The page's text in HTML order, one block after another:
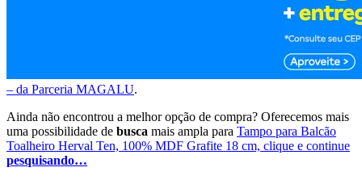
– da Parceria MAGALU.
Ainda não encontrou a melhor opção de compra? Oferecemos mais
uma possibilidade de busca mais ampla para Tampo para Balcão
Toalheiro Herval Ten, 100% MDF Grafite 18 cm, clique e continue
pesquisando…